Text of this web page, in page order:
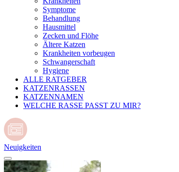
Symptome
Behandlung
Hausmittel
Zecken und Flöhe
Ältere Katzen
Krankheiten vorbeugen
Schwangerschaft
Hygiene
ALLE RATGEBER
KATZENRASSEN
KATZENNAMEN
WELCHE RASSE PASST ZU MIR?
Neuigkeiten